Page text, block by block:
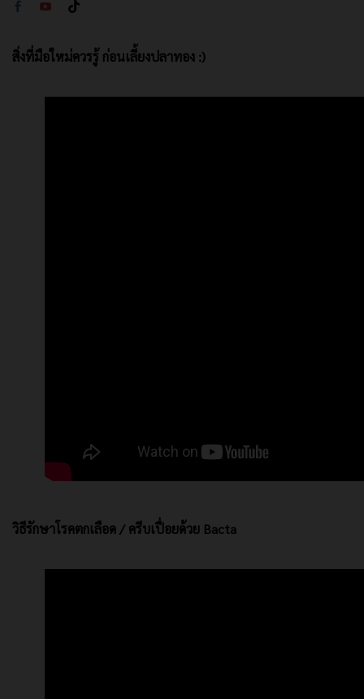
สิ่งที่มือใหม่ควรรู้ ก่อนเลี้ยงปลาทอง :)
วิธีรักษาโรคตกเลือด / ครีบเปื่อยด้วย Bacta